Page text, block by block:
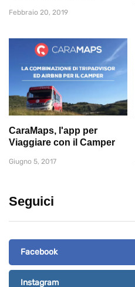
Febbraio 20, 2019
CaraMaps, l'app per
Viaggiare con il Camper
Giugno 5, 2017
Seguici
Facebook
Instagram